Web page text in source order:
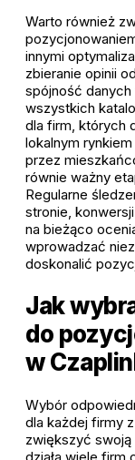
Warto również
innymi
zbieranie opinii
spójność
wszystkich
dla firm, których
lokalnym
przez
równie ważny
Regularne
stronie,
na bieżąco
wprowadzać
doskonalić
Jak
do
w
Wybór
dla każdej firmy
zwiększyć